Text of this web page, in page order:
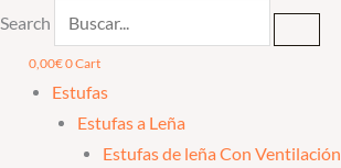
Search
0,00€0Cart
Estufas
Estufas a Leña
Estufas de leña Con Ventilación